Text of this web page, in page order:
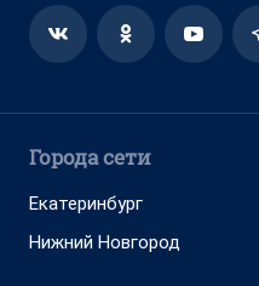
Города сети
Екатеринбург
Нижний Новгород